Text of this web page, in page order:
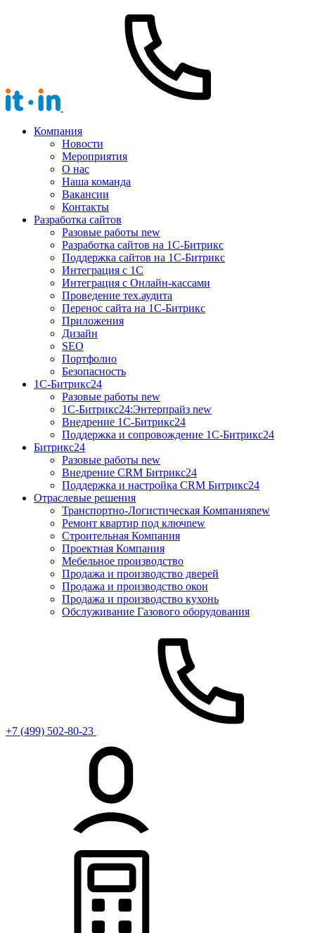
Компания
Новости
Мероприятия
О нас
Наша команда
Вакансии
Контакты
Разработка сайтов
Разовые работы new
Разработка сайтов на 1С-Битрикс
Поддержка сайтов на 1С-Битрикс
Интеграция с 1С
Интеграция с Онлайн-кассами
Проведение тех.аудита
Перенос сайта на 1С-Битрикс
Приложения
Дизайн
SEO
Портфолио
Безопасность
1C-Битрикс24
Разовые работы new
1С-Битрикс24:Энтерпрайз new
Внедрение 1C-Битрикс24
Поддержка и сопровождение 1С-Битрикс24
Битрикс24
Разовые работы new
Внедрение CRM Битрикс24
Поддержка и настройка CRM Битрикс24
Отраслевые решения
Транспортно-Логистическая Компанияnew
Ремонт квартир под ключnew
Строительная Компания
Проектная Компания
Мебельное производство
Продажа и производство дверей
Продажа и производство окон
Продажа и производство кухонь
Обслуживание Газового оборудования
+7 (499) 502-80-23